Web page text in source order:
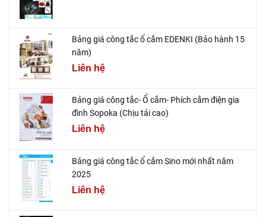
Bảng giá công tắc ổ cắm EDENKI (Bảo hành 15
năm)
Liên hệ
Bảng giá công tắc- Ổ cắm- Phích cắm điện gia
đình Sopoka (Chịu tải cao)
Liên hệ
Bảng giá công tắc ổ cắm Sino mới nhất năm
2025
Liên hệ